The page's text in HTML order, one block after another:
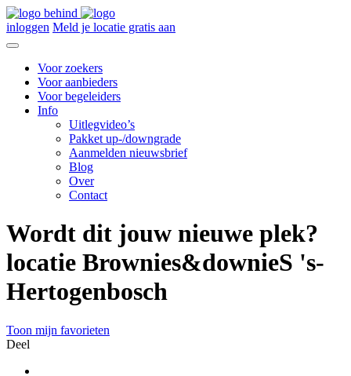
inloggen Meld je locatie gratis aan
Voor zoekers
Voor aanbieders
Voor begeleiders
Info
Uitlegvideo’s
Pakket up-/downgrade
Aanmelden nieuwsbrief
Blog
Over
Contact
Wordt dit jouw nieuwe plek?
locatie Brownies&downieS 's-
Hertogenbosch
Toon mijn favorieten
Deel